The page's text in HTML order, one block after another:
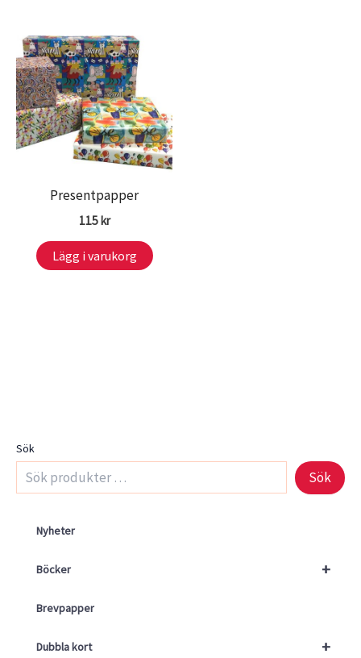
Sök
Sök
Nyheter
+
Böcker
Brevpapper
+
Dubbla kort
Presentpapper
115kr
Lägg i varukorg